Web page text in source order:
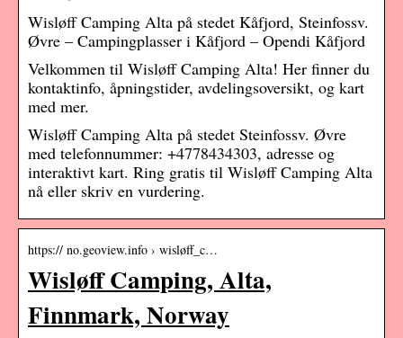
Wisløff Camping Alta på stedet Kåfjord, Steinfossv.
Øvre – Campingplasser i Kåfjord – Opendi Kåfjord
Velkommen til Wisløff Camping Alta! Her finner du
kontaktinfo, åpningstider, avdelingsoversikt, og kart
med mer.
Wisløff Camping Alta på stedet Steinfossv. Øvre
med telefonnummer: +4778434303, adresse og
interaktivt kart. Ring gratis til Wisløff Camping Alta
nå eller skriv en vurdering.
https:// no.geoview.info › wisløff_c…
Wisløff Camping, Alta,
Finnmark, Norway